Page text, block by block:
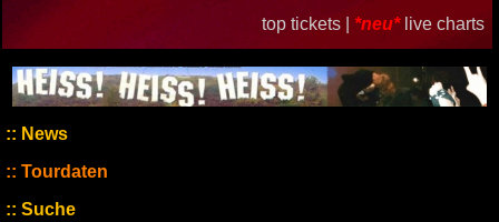
top tickets | *neu* live charts
News
Tourdaten
Suche